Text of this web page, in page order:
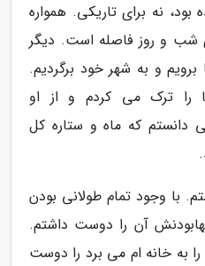
نه برای تاریکی. همواره
و روز فاصله است. دیگر
و به شهر خود برگردیم.
را ترک می کردم و از او
دانستم که ماه و ستاره کل
با وجود تمام طولانی بودن
آن را دوست داشتم.
به خانه ام می برد را دوست